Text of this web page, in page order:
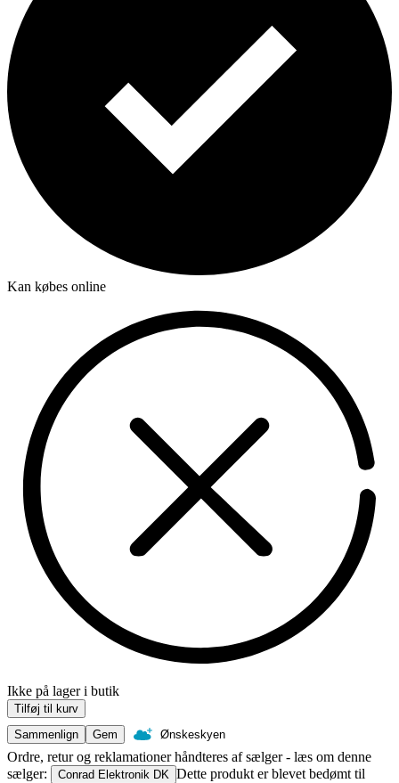
Kan købes online
Ikke på lager i butik
Tilføj til kurv
Sammenlign
Gem Ønskeskyen
Ordre, retur og reklamationer håndteres af sælger - læs om denne
sælger:
Conrad Elektronik DK Dette produkt er blevet bedømt til